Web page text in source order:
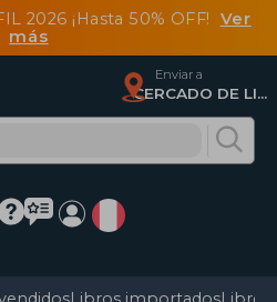
2026 ¡Hasta 50% OFF! Ver
más
Enviar a
CERCADO DE LIMA, Lima